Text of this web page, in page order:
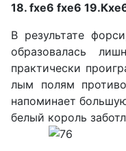
18. fxe6 fxe6
В результате
обра­зовалась
практически
лым полям
напоминает
белый король